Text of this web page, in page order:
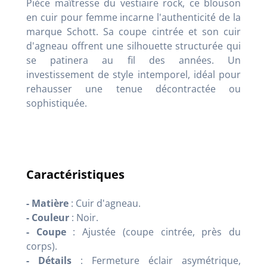
Pièce maîtresse du vestiaire rock, ce blouson
en cuir pour femme incarne l'authenticité de la
marque Schott. Sa coupe cintrée et son cuir
d'agneau offrent une silhouette structurée qui
se patinera au fil des années. Un
investissement de style intemporel, idéal pour
rehausser une tenue décontractée ou
sophistiquée.
Caractéristiques
- Matière : Cuir d'agneau.
- Couleur : Noir.
- Coupe: Ajustée (coupe cintrée, près du
corps).
- Détails : Fermeture éclair asymétrique,